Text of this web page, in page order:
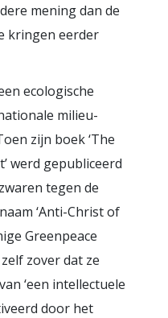
mening dan de
kringen eerder
ecologische
milieu-
zijn boek ‘The
werd gepubliceerd
tegen de
‘Anti-Christ of
Greenpeace
zover dat ze
‘een intellectuele
door het